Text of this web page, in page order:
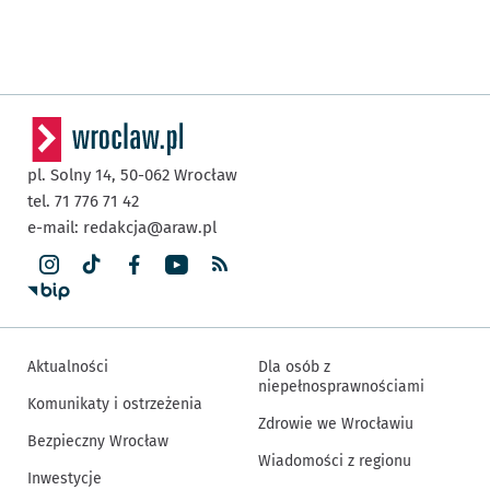
pl. Solny 14, 50-062 Wrocław
tel. 71 776 71 42
e-mail: redakcja@araw.pl
Aktualności
Komunikaty i ostrzeżenia
Bezpieczny Wrocław
Inwestycje
Dla osób z
niepełnosprawnościami
Zdrowie we Wrocławiu
Wiadomości z regionu